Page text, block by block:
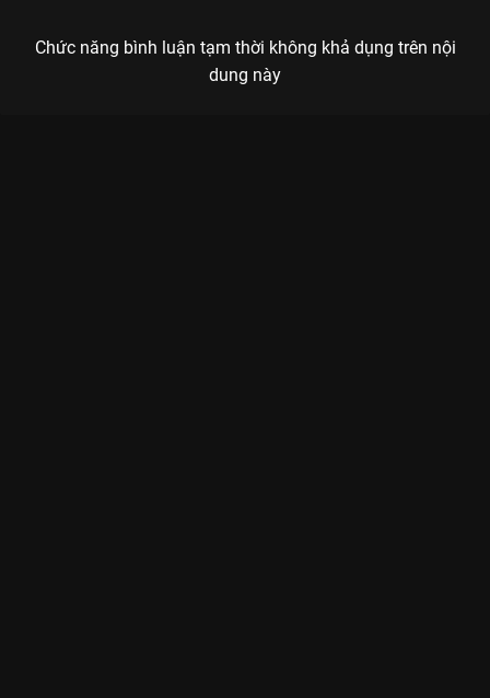
Chức năng bình luận tạm thời không khả dụng trên nội
dung này